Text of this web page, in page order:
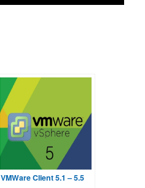
VMWare Client 5.1 – 5.5